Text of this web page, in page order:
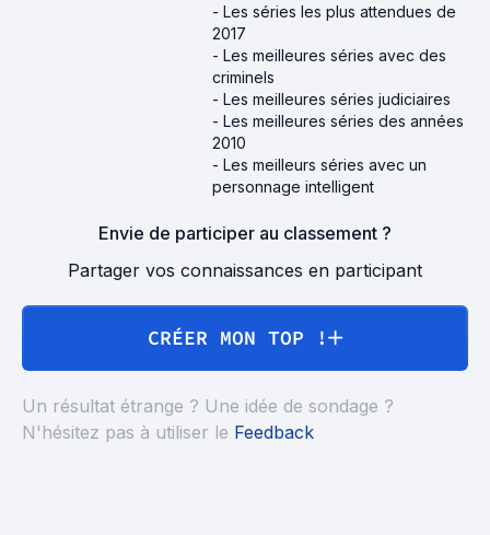
- Les séries les plus attendues de
2017
- Les meilleures séries avec des
criminels
- Les meilleures séries judiciaires
- Les meilleures séries des années
2010
- Les meilleurs séries avec un
personnage intelligent
Envie de participer au classement ?
Partager vos connaissances en participant
CRÉER MON TOP !
Un résultat étrange ? Une idée de sondage ?
N'hésitez pas à utiliser le Feedback